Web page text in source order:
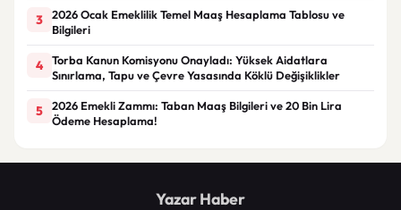
3
2026 Ocak Emeklilik Temel Maaş Hesaplama Tablosu ve
Bilgileri
4
Torba Kanun Komisyonu Onayladı: Yüksek Aidatlara
Sınırlama, Tapu ve Çevre Yasasında Köklü Değişiklikler
5
2026 Emekli Zammı: Taban Maaş Bilgileri ve 20 Bin Lira
Ödeme Hesaplama!
Yazar Haber